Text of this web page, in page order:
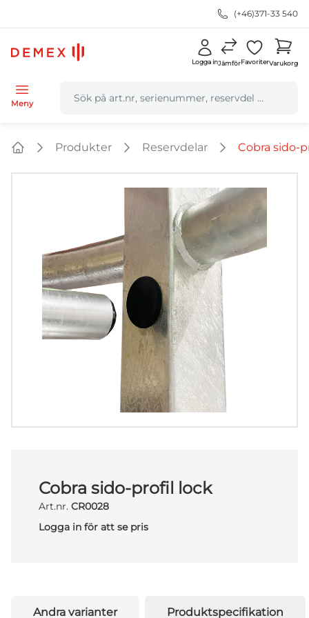
(+46)371-33 540
Logga inJämförFavoriterVarukorg
Meny
Produkter Reservdelar Cobra sido-
Cobra sido-profil lock
Art.nr. CR0028
Logga in för att se pris
Andra varianter Produktspecifikation